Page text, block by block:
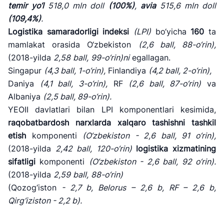
temir yo‘l518,0 mln doll (100%), avia515,6 mln doll
(109,4%).
Logistika samaradorligi indeksi (LPI) bo‘yicha 160 ta
mamlakat orasida O‘zbekiston
(2,6ball, 88-o‘rin),
(2018-yilda 2,58 ball, 99-o‘rin)niegallagan.
Singapur (4,3 ball, 1-o‘rin), Finlandiya (4,2 ball, 2-o‘rin),
Daniya
(4,1 ball, 3-o‘rin),RF (2,6 ball, 87-o‘rin) va
Albaniya (2,5 ball, 89-o‘rin).
YEOII davlatlari bilan LPI komponentlari kesimida,
raqobatbardosh
narxlarda xalqaro
tashishni tashkil
etish komponenti (O‘zbekiston - 2,6ball, 91 o‘rin),
(2018-yilda 2,42 ball, 120-o‘rin) logistika xizmatining
sifatligi komponenti (O‘zbekiston - 2,6ball, 92 o‘rin).
(2018-yilda 2,59 ball, 88-o‘rin)
(Qozog‘iston - 2,7 b, Belorus – 2,6b, RF – 2,6b,
Qirg‘iziston-2,2b).